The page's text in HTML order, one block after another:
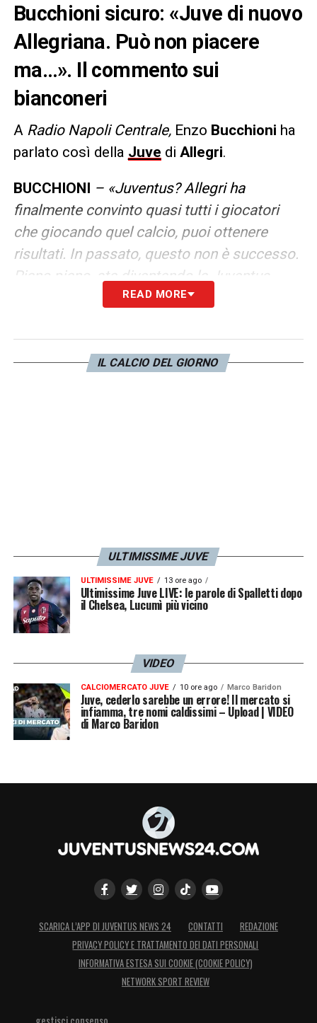
Bucchioni sicuro: «Juve di nuovo
Allegriana. Può non piacere
ma…». Il commento sui
bianconeri
A Radio Napoli Centrale, Enzo Bucchioni ha
parlato così della Juve di Allegri.
BUCCHIONI – «Juventus? Allegri ha
finalmente convinto quasi tutti i giocatori
che giocando quel calcio, puoi ottenere
risultati. In passato, questo non è successo.
Piano piano, sta diventando la Juventus
Allegriana che può non piacere, ma se porta
ti dà molto più ossigeno, i giocatori possono
rendere meglio. L’esclusione dalle coppe,
READ MORE
IL CALCIO DEL GIORNO
ULTIMISSIME JUVE
ULTIMISSIME JUVE 13 ore ago
Ultimissime Juve LIVE: le parole di Spalletti dopo
il Chelsea, Lucumì più vicino
VIDEO
CALCIOMERCATO JUVE 10 ore ago Marco Baridon
Juve, cederlo sarebbe un errore! Il mercato si
infiamma, tre nomi caldissimi – Upload | VIDEO
di Marco Baridon
SCARICA L’APP DI JUVENTUS NEWS 24 CONTATTI
REDAZIONE
PRIVACY POLICY E TRATTAMENTO DEI DATI PERSONALI
INFORMATIVA ESTESA SUI COOKIE (COOKIE POLICY)
NETWORK SPORT REVIEW